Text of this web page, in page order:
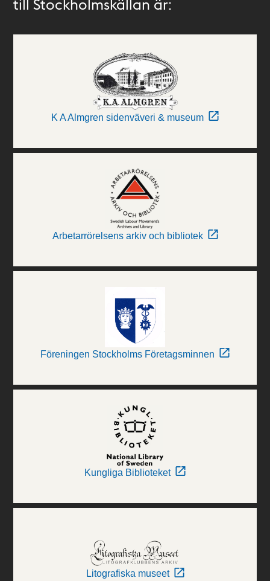
till Stockholmskällan är:
K A Almgren sidenväveri & museum
Arbetarrörelsens arkiv och bibliotek
Föreningen Stockholms Företagsminnen
Kungliga Biblioteket
Litografiska museet